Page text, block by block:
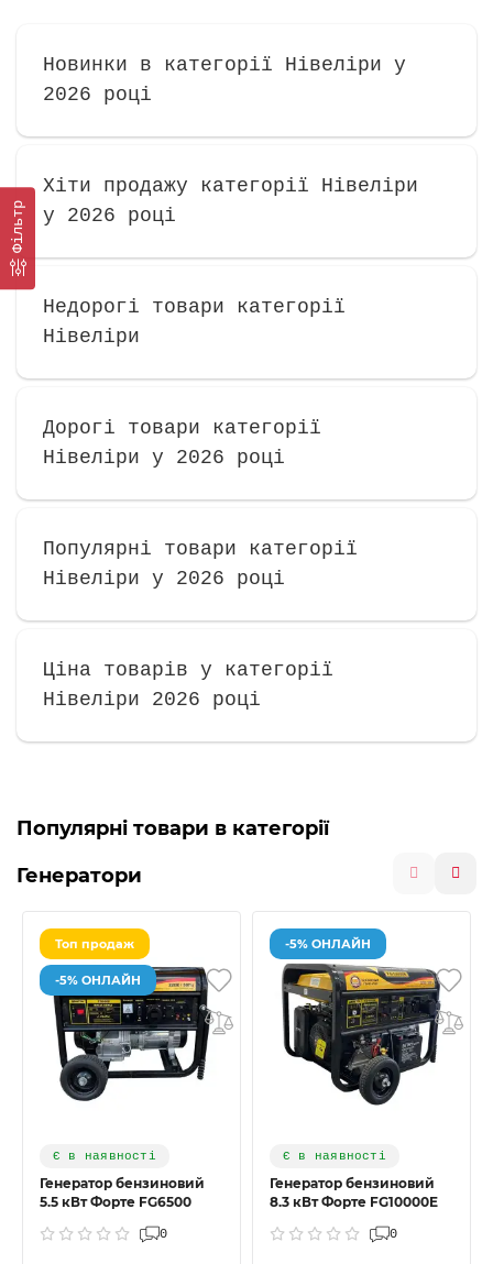
Фільтр
Новинки в категорії Нівеліри у
2026 році
Хіти продажу категорії Нівеліри
у 2026 році
Недорогі товари категорії
Нівеліри
Дорогі товари категорії
Нівеліри у 2026 році
Популярні товари категорії
Нівеліри у 2026 році
Ціна товарів у категорії
Нівеліри 2026 році
Популярні товари в категорії
Генератори
Топ продаж
-5% ОНЛАЙН
Є в наявності
Генератор бензиновий
5.5 кВт Форте FG6500
0
-5% ОНЛАЙН
Є в наявності
Генератор бензиновий
8.3 кВт Форте FG10000E
0